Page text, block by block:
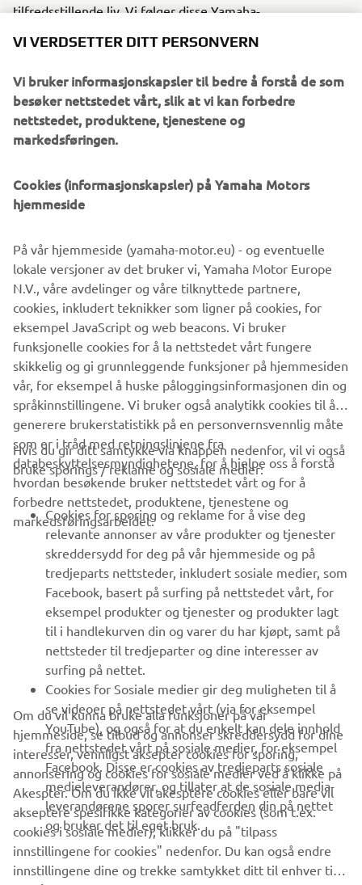
tilfredsstillende liv. Vi følger disse Yamaha-
menneskene, setter seg inn i livene deres, og tilbyr dem
for deres livsstil og kultur. *Kando er et japansk ord for de
samtidige følelsene av dyp tilfredshet og intens spenning
som vi opplever når vi møter noe av eksepsjonell verdi.
©Yamaha Motor Europe N.V. / Yamaha Motor Co., Ltd.
Informasjonen og/eller bildene på disse nettsidene kan
aldri brukes til kommersielle eller ikke-kommersielle
formål uten eksplisitt skriftlig samtykke fra Yamaha Motor
Europe N.V. og/eller Yamaha Motor Co., Ltd.
Kjør alltid på en trygg måte, og følg lokale lover og regler.
VIRKSOMHET
B2B
UTFORSK YAMAHA
FAQ & SUPPORT
NYHETSBREV
Vær den første til å lære om de siste tilbudene, spesielle
arrangementer, nye utgivelser og mye mer
ABONNER
Les vår personvernerklæring for å lære hvordan vi behandler dine
personopplysninger:
Retningslinjer for Personvern
VI VERDSETTER DITT PERSONVERN
Vi bruker informasjonskapsler til bedre å forstå de som
besøker nettstedet vårt, slik at vi kan forbedre
nettstedet, produktene, tjenestene og
markedsføringen.
Cookies (informasjonskapsler) på Yamaha Motors
hjemmeside
På vår hjemmeside (yamaha-motor.eu) - og eventuelle
lokale versjoner av det bruker vi, Yamaha Motor Europe
N.V., våre avdelinger og våre tilknyttede partnere,
cookies, inkludert teknikker som ligner på cookies, for
eksempel JavaScript og web beacons. Vi bruker
funksjonelle cookies for å la nettstedet vårt fungere
skikkelig og gi grunnleggende funksjoner på hjemmesiden
vår, for eksempel å huske påloggingsinformasjonen din og
språkinnstillingene. Vi bruker også analytikk cookies til å
generere brukerstatistikk på en personvernsvennlig måte
som er i tråd med retningslinjene fra
databeskyttelsesmyndighetene, for å hjelpe oss å forstå
hvordan besøkende bruker nettstedet vårt og for å
forbedre nettstedet, produktene, tjenestene og
markedsføringsarbeidet.
Hvis du gir ditt samtykke via knappen nedenfor, vil vi også
bruke sporings / reklame og sosiale medier:
Cookies for sporing og reklame for å vise deg
relevante annonser av våre produkter og tjenester
skreddersydd for deg på vår hjemmeside og på
tredjeparts nettsteder, inkludert sosiale medier, som
Facebook, basert på surfing på nettstedet vårt, for
eksempel produkter og tjenester og produkter lagt
til i handlekurven din og varer du har kjøpt, samt på
nettsteder til tredjeparter og dine interesser av
surfing på nettet.
Cookies for Sosiale medier gir deg muligheten til å
se videoer på nettstedet vårt (via for eksempel
YouTube), og også for at du enkelt kan dele innhold
fra nettstedet vårt på sosiale medier, for eksempel
Facebook. Disse er cookies av tredjeparts sosiale
medieleverandører, og tillater at de sosiale media-
leverandørene sporer surfeadferden din på nettet
og bruker det til eget bruk.
Om du vil kunna bruke alla funksjoner på vår
hjemmeside, se tilbud og annonser skreddersydd for dine
interesser, vennligst aksepter cookies for sporing,
annonsering og cookies for sosiale medier ved å klikke på
Akespter. Om du ikke vil akesptere cookies eller bare vil
akseptere spesifikke kategorier av cookies (som t.ex.
cookies i sosiale medier), klikker du på "tilpass
innstillingene for cookies" nedenfor. Du kan også endre
innstillingene dine og trekke samtykket ditt til enhver tid